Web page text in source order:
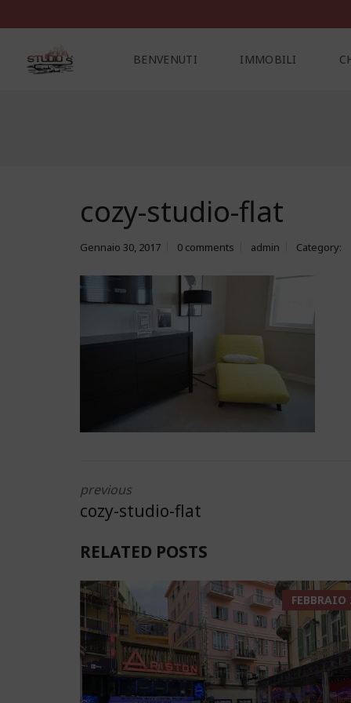
BENVENUTI IMMOBILI
cozy-studio-flat
Gennaio 30, 2017 0 comments admin Category:
previous
cozy-studio-flat
RELATED POSTS
FEBBRAIO